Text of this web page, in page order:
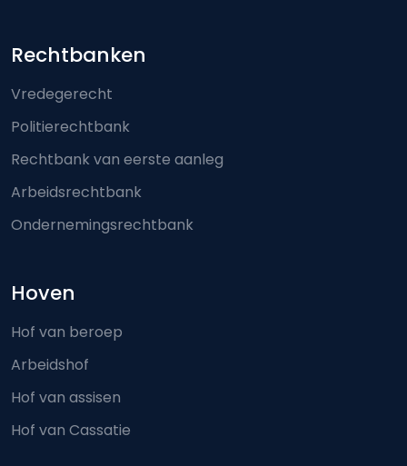
Footer-menu
Rechtbanken
Vredegerecht
Politierechtbank
Rechtbank van eerste aanleg
Arbeidsrechtbank
Ondernemingsrechtbank
Hoven
Hof van beroep
Arbeidshof
Hof van assisen
Hof van Cassatie